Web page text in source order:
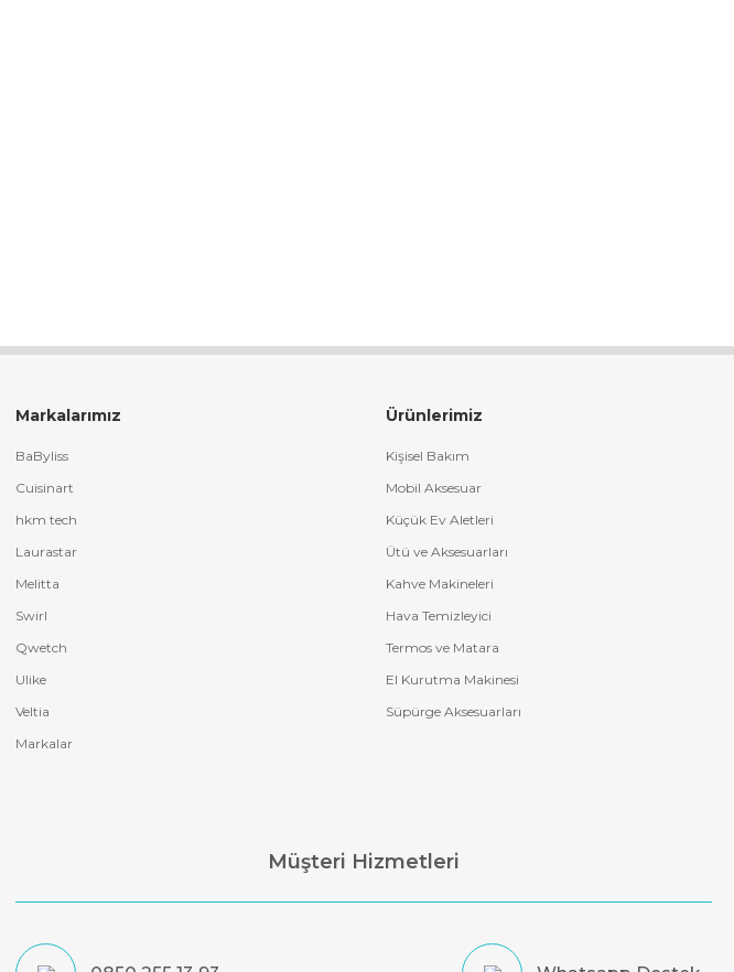
Markalarımız
BaByliss
Cuisinart
hkm tech
Laurastar
Melitta
Swirl
Qwetch
Ulike
Veltia
Markalar
Ürünlerimiz
Kişisel Bakım
Mobil Aksesuar
Küçük Ev Aletleri
Ütü ve Aksesuarları
Kahve Makineleri
Hava Temizleyici
Termos ve Matara
El Kurutma Makinesi
Süpürge Aksesuarları
Müşteri Hizmetleri